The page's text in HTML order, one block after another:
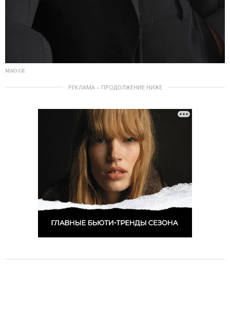
MAO.GE
РЕКЛАМА – ПРОДОЛЖЕНИЕ НИЖЕ